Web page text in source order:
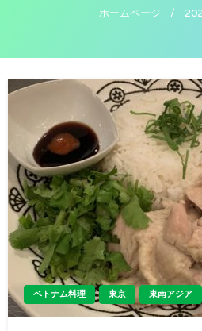
ホームページ
ベトナム料理 東京 東南アジア